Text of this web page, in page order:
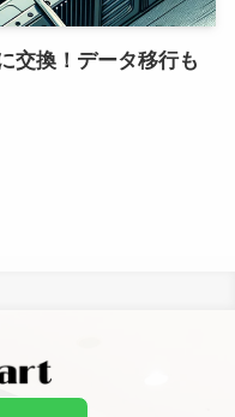
交換！データ移行も